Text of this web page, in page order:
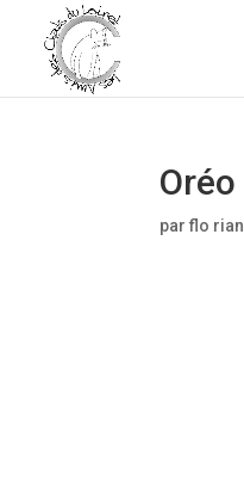
Oréo
parflo rian